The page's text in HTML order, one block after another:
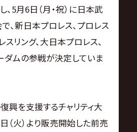
5月6日（月・祝）に日本武
、新日本プロレス、プロレス
スリング、大日本プロレス、
ダムの参戦が決定していま
興を支援するチャリティ大
（火）より販売開始した前売